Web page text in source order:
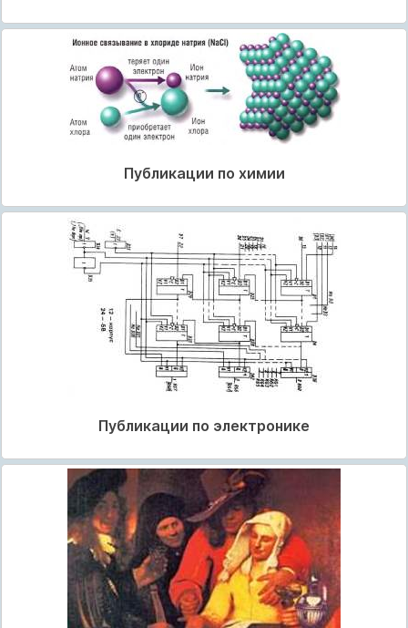
Публикации по химии
Публикации по электронике